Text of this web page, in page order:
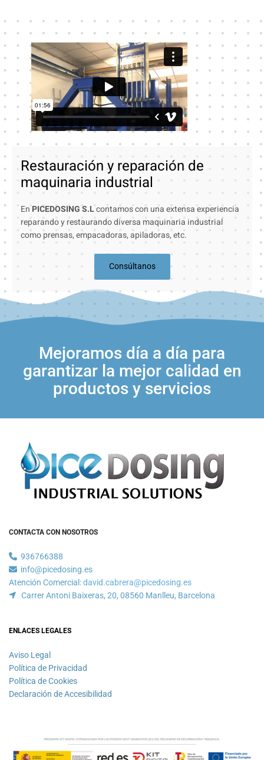
Restauración y reparación de
maquinaria industrial
En PICEDOSING S.Lcontamos con una extensa experiencia
reparando y restaurando diversa maquinaria industrial
como prensas, empacadoras, apiladoras, etc.
Consúltanos
Mejoramos día a día para
garantizar la mejor calidad en
productos y servicios
CONTACTA CON NOSOTROS
 936766388
 info@picedosing.es
Atención Comercial:david.cabrera@picedosing.es
 Carrer Antoni Baixeras, 20, 08560 Manlleu, Barcelona
ENLACES LEGALES
Aviso Legal
Política de Privacidad
Política de Cookies
Declaración de Accesibilidad